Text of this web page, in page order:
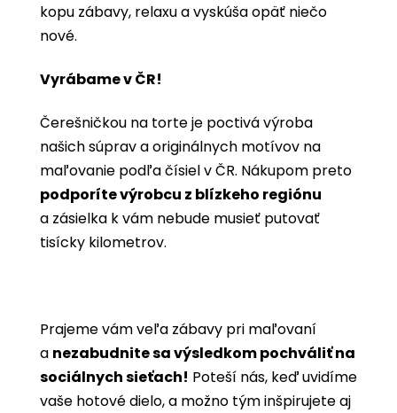
kopu zábavy, relaxu a vyskúša opäť niečo
nové.
Vyrábame v ČR!
Čerešničkou na torte je poctivá výroba
našich súprav a originálnych motívov na
maľovanie podľa čísiel v ČR. Nákupom preto
podporíte výrobcu z blízkeho regiónu
a zásielka k vám nebude musieť putovať
tisícky kilometrov.
Prajeme vám veľa zábavy pri maľovaní
a nezabudnite sa výsledkom pochváliť na
sociálnych sieťach! Poteší nás, keď uvidíme
vaše hotové dielo, a možno tým inšpirujete aj